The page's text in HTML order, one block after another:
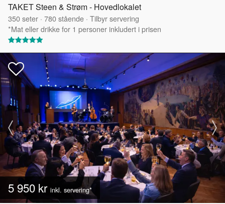
TAKET Steen & Strøm - Hovedlokalet
350seter · 780stående · Tilbyr servering
*Mat eller drikke for 1 personer inkludert i prisen
5 950 kr inkl. servering*